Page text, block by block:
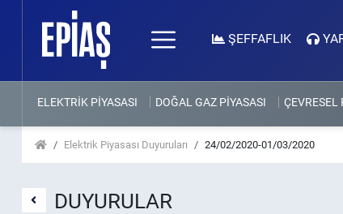
ŞEFFAFLIK
ELEKTRİK PİYASASI DOĞAL GAZ PİYASASI ÇEVRESEL
Elektrik Piyasası Duyuruları 24/02/2020-01/03/2020
DUYURULAR